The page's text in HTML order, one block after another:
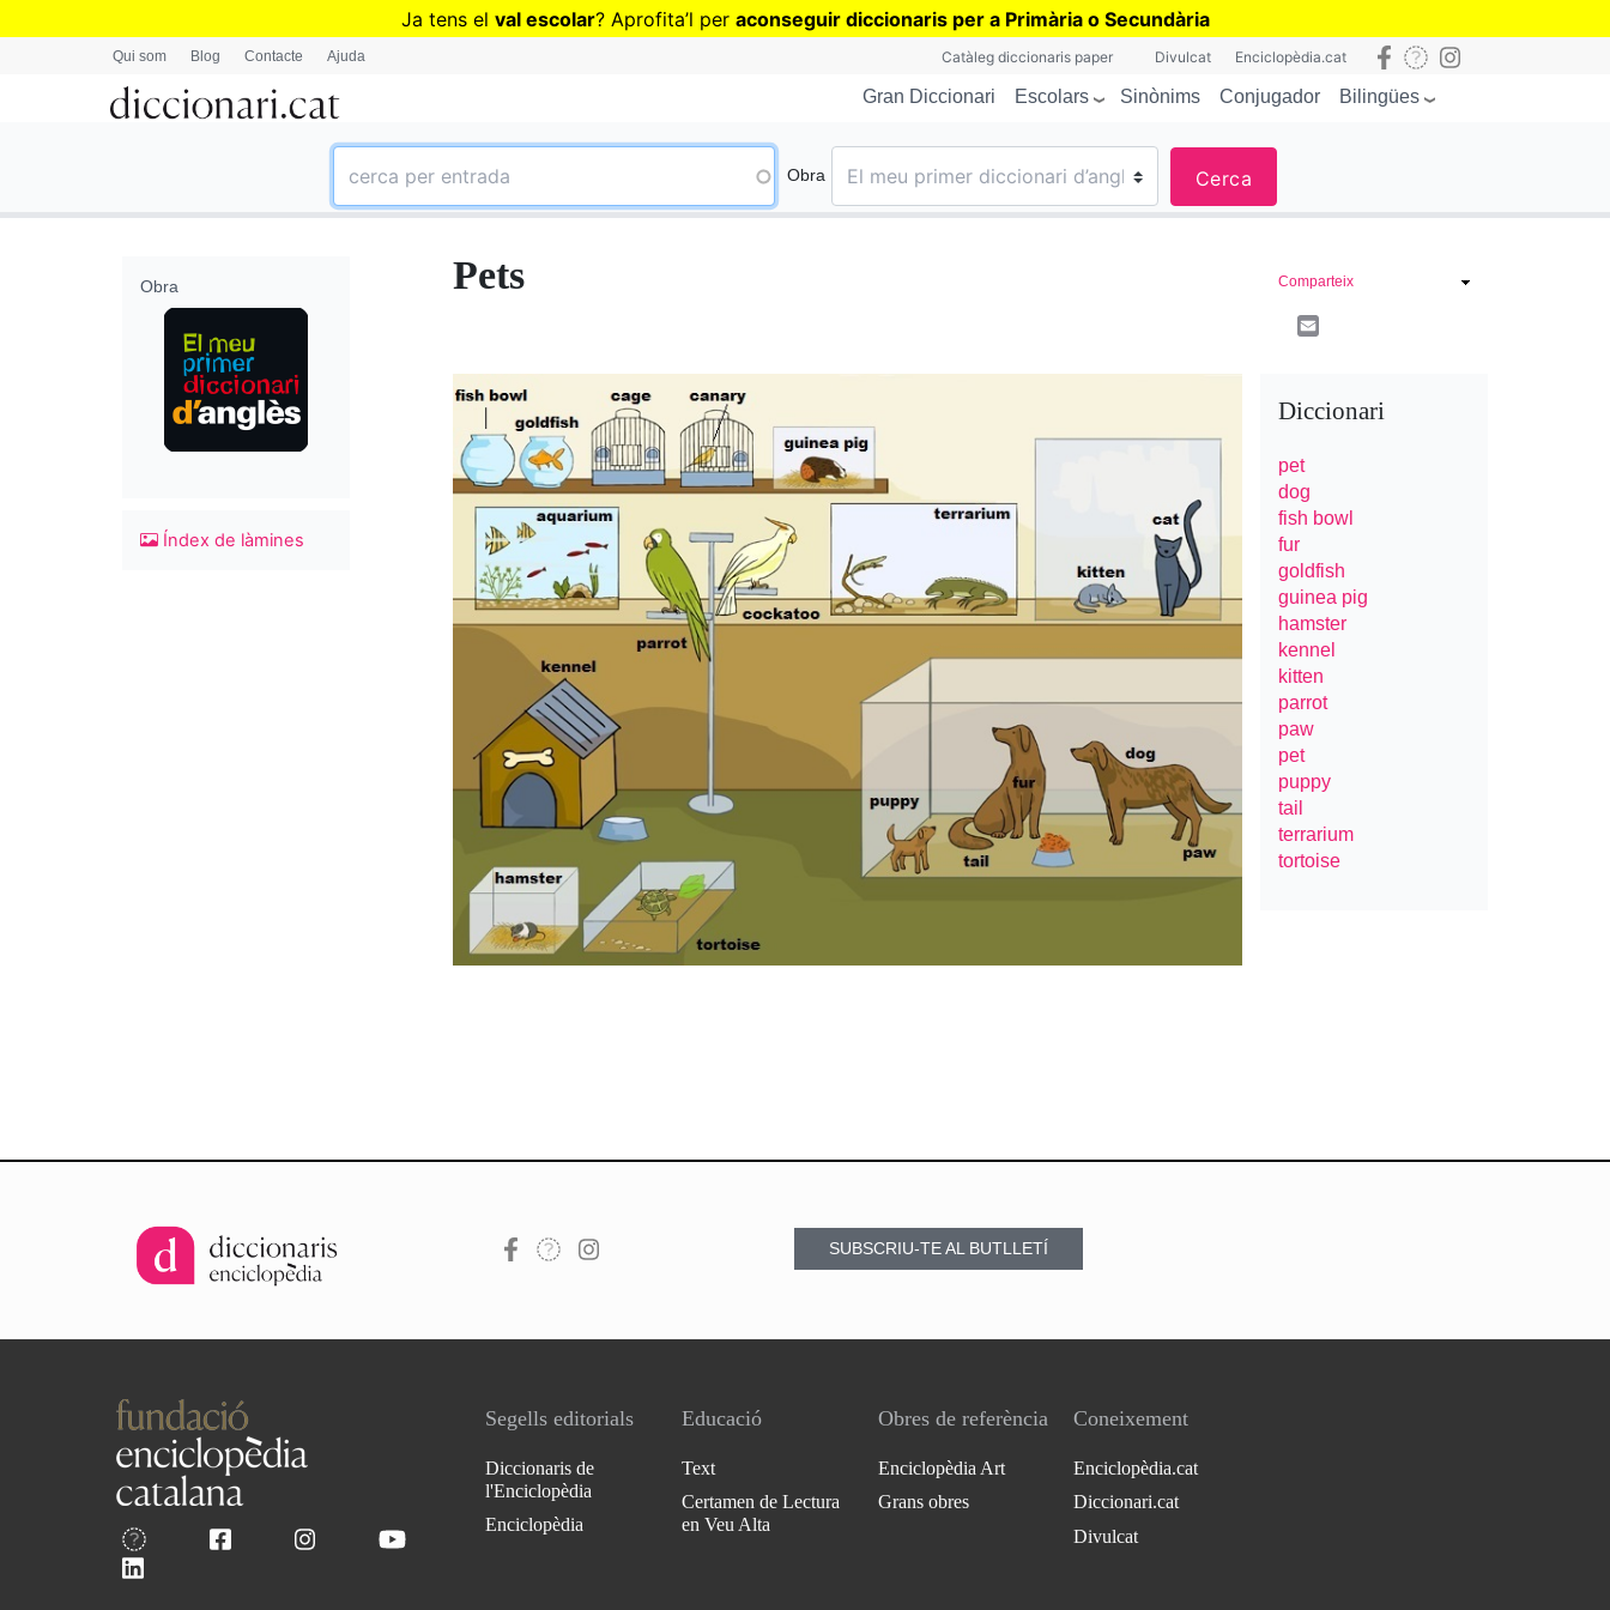
Vés
Ja tens el val escolar? Aprofita’l per aconseguir diccionaris per a Primària o Secundària
Qui som Blog Contacte Ajuda Catàleg diccionaris paper Divulcat Enciclopèdia.cat
Gran Diccionari Escolars Sinònims Conjugador Bilingües
Obra Cerca
Pets
Obra
Índex de làmines
Comparteix
Diccionari
pet
dog
fish bowl
fur
goldfish
guinea pig
hamster
kennel
kitten
parrot
paw
pet
puppy
tail
terrarium
tortoise
SUBSCRIU-TE AL BUTLLETÍ
Segells editorials
Diccionaris de
l'Enciclopèdia
Enciclopèdia
Educació
Text
Certamen de Lectura
en Veu Alta
Obres de referència
Enciclopèdia Art
Grans obres
Coneixement
Enciclopèdia.cat
Diccionari.cat
Divulcat